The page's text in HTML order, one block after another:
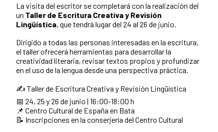
La visita del escritor se completará con la realización del
un Taller de Escritura Creativa y Revisión
Lingüística, que tendrá lugar del 24 al 26 de junio.
Dirigido a todas las personas interesadas en la escritura,
el taller ofrecerá herramientas para desarrollar la
creatividad literaria, revisar textos propios y profundizar
en el uso de la lengua desde una perspectiva práctica.
✍️ Taller de Escritura Creativa y Revisión Lingüística
📅 24, 25 y 26 de junio | 16:00-18:00 h
📌 Centro Cultural de España en Bata
📝 Inscripciones en la conserjería del Centro Cultural